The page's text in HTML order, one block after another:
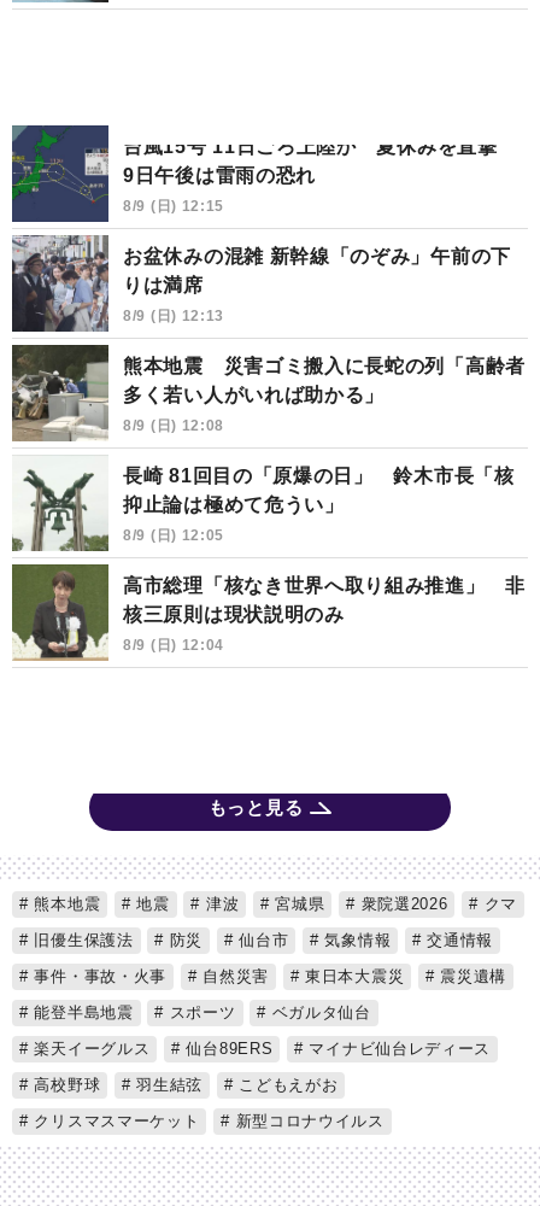
台風15号 11日ごろ上陸か 夏休みを直撃
9日午後は雷雨の恐れ
8/9 (日) 12:15
お盆休みの混雑 新幹線「のぞみ」午前の下
りは満席
8/9 (日) 12:13
熊本地震 災害ゴミ搬入に長蛇の列「高齢者
多く若い人がいれば助かる」
8/9 (日) 12:08
長崎 81回目の「原爆の日」 鈴木市長「核
抑止論は極めて危うい」
8/9 (日) 12:05
高市総理「核なき世界へ取り組み推進」 非
核三原則は現状説明のみ
8/9 (日) 12:04
もっと見る
熊本地震 地震 津波 宮城県 衆院選2026
クマ
旧優生保護法
防災 仙台市 気象情報
交通情報
事件・事故・火事
自然災害 東日本大震災
震災遺構
能登半島地震
スポーツ
ベガルタ仙台
楽天イーグルス
仙台89ERS
マイナビ仙台レディース
高校野球
羽生結弦
こどもえがお
クリスマスマーケット
新型コロナウイルス